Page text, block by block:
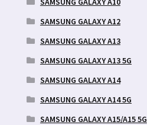
SAMSUNG GALAXY A12
SAMSUNG GALAXY A13
SAMSUNG GALAXY A13 5G
SAMSUNG GALAXY A14
SAMSUNG GALAXY A14 5G
SAMSUNG GALAXY A15/A15 5G